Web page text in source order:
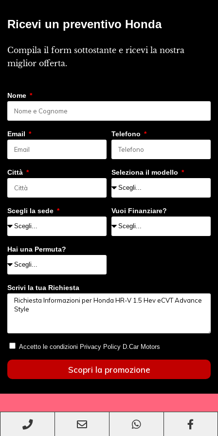
Ricevi un preventivo Honda
Compila il form sottostante e ricevi la nostra
miglior offerta.
Nome
Email Telefono
Città Seleziona il modello
Scegli la sede Vuoi Finanziare?
Hai una Permuta?
Scrivi la tua Richiesta
Accetto le condizioni Privacy Policy D.Car Motors
Scopri la promozione